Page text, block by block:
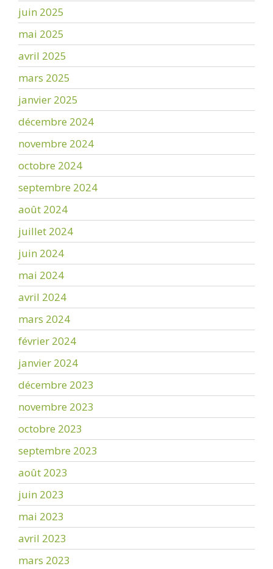
juin 2025
mai 2025
avril 2025
mars 2025
janvier 2025
décembre 2024
novembre 2024
octobre 2024
septembre 2024
août 2024
juillet 2024
juin 2024
mai 2024
avril 2024
mars 2024
février 2024
janvier 2024
décembre 2023
novembre 2023
octobre 2023
septembre 2023
août 2023
juin 2023
mai 2023
avril 2023
mars 2023